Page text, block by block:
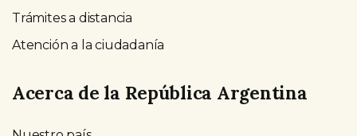
Trámites a distancia
Atención a la ciudadanía
Acerca de la República Argentina